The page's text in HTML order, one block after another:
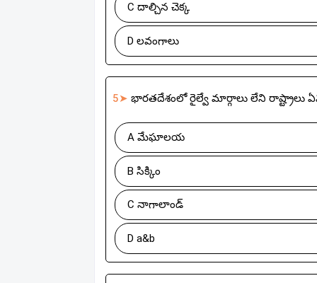
C దాల్చిన చెక్క
D లవంగాలు
5➤ భారతదేశంలో రైల్వే మార్గాలు లేని రాష్ట్రాలు
A మేఘాలయ
B సిక్కిం
C నాగాలాండ్
D a&b